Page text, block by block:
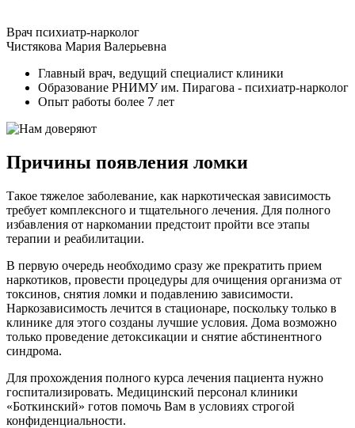
Врач психиатр-нарколог
Чистякова Мария Валерьевна
Главный врач, ведущий специалист клиники
Образование РНИМУ им. Пирагова - психиатр-нарколог
Опыт работы более 7 лет
Причины появления ломки
Такое тяжелое заболевание, как наркотическая зависимость
требует комплексного и тщательного лечения. Для полного
избавления от наркомании предстоит пройти все этапы
терапии и реабилитации.
В первую очередь необходимо сразу же прекратить прием
наркотиков, провести процедуры для очищения организма от
токсинов, снятия ломки и подавлению зависимости.
Наркозависимость лечится в стационаре, поскольку только в
клинике для этого созданы лучшие условия. Дома возможно
только проведение детоксикации и снятие абстинентного
синдрома.
Для прохождения полного курса лечения пациента нужно
госпитализировать. Медицинский персонал клиники
«Боткинский» готов помочь Вам в условиях строгой
конфиденциальности.